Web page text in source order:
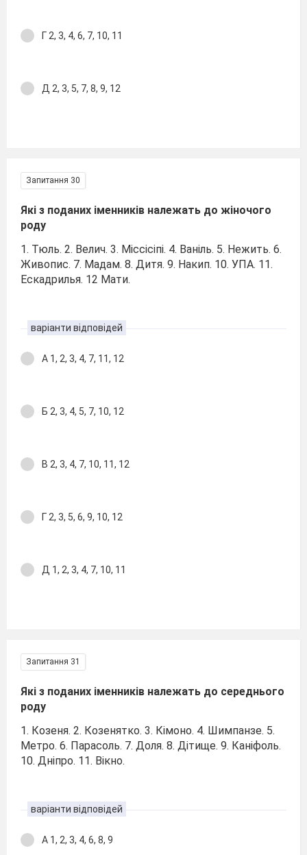
Г 2, 3, 4, 6, 7, 10, 11
Д 2, 3, 5, 7, 8, 9, 12
Запитання 30
Які з поданих іменників належать до жіночого
роду
1. Тюль. 2. Велич. 3. Міссісіпі. 4. Ваніль. 5. Нежить. 6.
Живопис. 7. Мадам. 8. Дитя. 9. Накип. 10. УПА. 11.
Ескадрилья. 12 Мати.
варіанти відповідей
А 1, 2, 3, 4, 7, 11, 12
Б 2, 3, 4, 5, 7, 10, 12
В 2, 3, 4, 7, 10, 11, 12
Г 2, 3, 5, 6, 9, 10, 12
Д 1, 2, 3, 4, 7, 10, 11
Запитання 31
Які з поданих іменників належать до середнього
роду
1. Козеня. 2. Козенятко. 3. Кімоно. 4. Шимпанзе. 5.
Метро. 6. Парасоль. 7. Доля. 8. Дітище. 9. Каніфоль.
10. Дніпро. 11. Вікно.
варіанти відповідей
А 1, 2, 3, 4, 6, 8, 9